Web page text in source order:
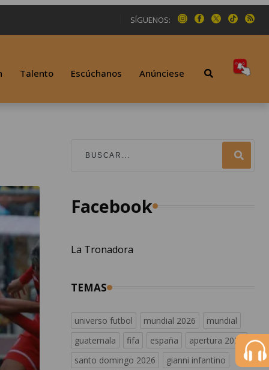
SÍGUENOS:
Talento Escúchanos Anúnciese
Facebook
La Tronadora
TEMAS
universo futbol mundial 2026
mundial
guatemala
fifa españa
apertura 2026
santo domingo 2026
gianni infantino